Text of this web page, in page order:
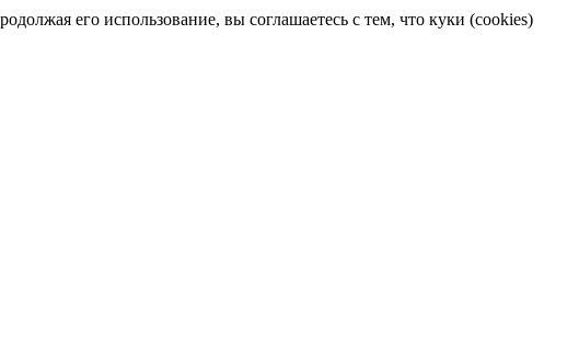
его использование, вы соглашаетесь с тем, что куки (cookies)